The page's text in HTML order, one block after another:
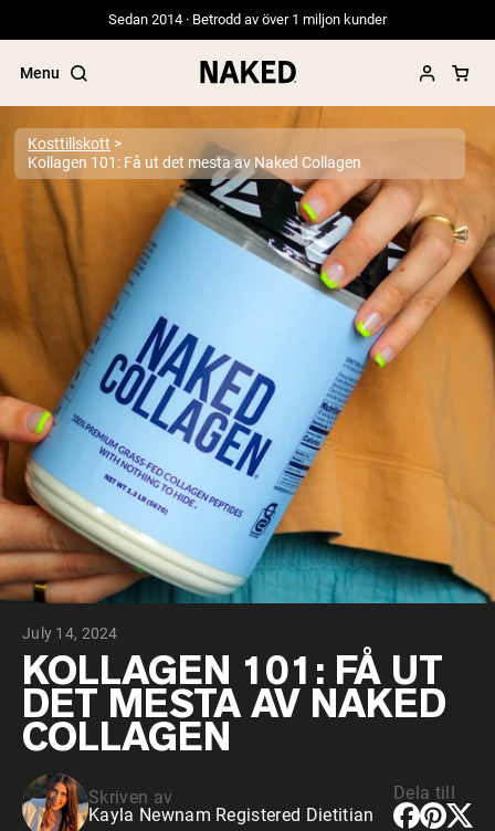
Sedan 2014 · Betrodd av över 1 miljon kunder
Menu
Populära söktermer
”Protein Powder“
”Overnight Oats“
”Vegan protein“
”Collagen“
”Micellar Casein“
PROTEIN POWDERSBest Seller
Ärtprotein
Gräsbetat vassleproteinpulver
Kollagenpeptider
Choklad Gräsbetad Vassle
Vanilj gräsbetat vassle
Gräsbetat vassleprotein
Shop All Protein Powders
VEGAN PROTEIN
Ärtprotein
Kosttillskott
Kollagen 101: Få ut det mesta av Naked Collagen
July 14, 2024
KOLLAGEN 101: FÅ UT
DET MESTA AV NAKED
COLLAGEN
Skriven av
Kayla Newnam Registered Dietitian
Dela till